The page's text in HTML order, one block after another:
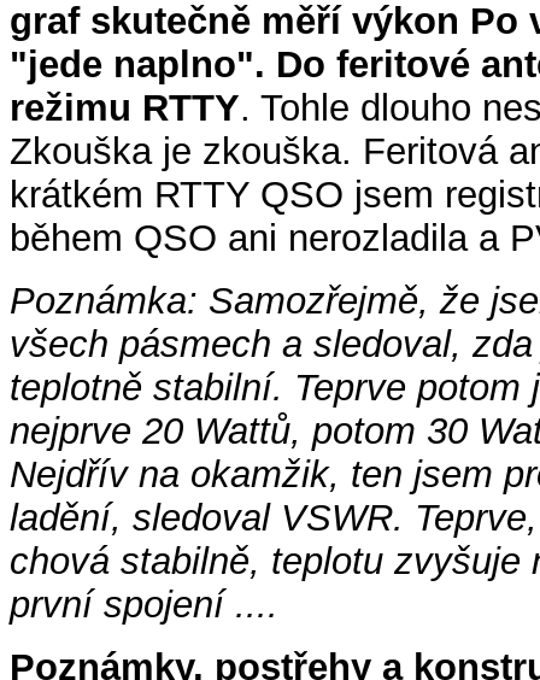
graf skutečně měří výkon Po
"jede naplno". Do feritové
režimu RTTY. Tohle dlouho
Zkouška je zkouška. Feritová
krátkém RTTY QSO jsem
během QSO ani nerozladila a
Poznámka: Samozřejmě, že
všech pásmech a sledoval,
teplotně stabilní. Teprve
nejprve 20 Wattů, potom 30
Nejdřív na okamžik, ten jsem
ladění, sledoval VSWR.
chová stabilně, teplotu
první spojení ....
Poznámky, postřehy a